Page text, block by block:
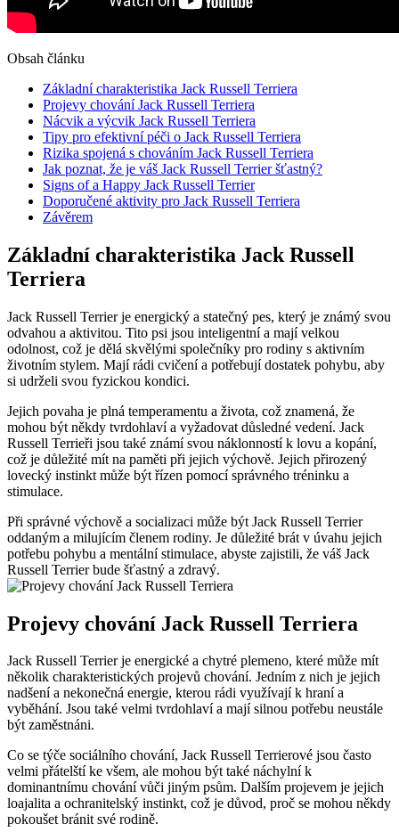
Obsah článku
Základní charakteristika Jack Russell Terriera
Projevy chování⁢ Jack‌ Russell Terriera
Nácvik a výcvik Jack Russell Terriera
Tipy‌ pro efektivní péči o ⁤Jack⁤ Russell Terriera
Rizika spojená s chováním⁣ Jack Russell Terriera
Jak poznat,‌ že je váš Jack Russell Terrier šťastný?
Signs of a Happy‌ Jack Russell Terrier
Doporučené aktivity pro Jack Russell Terriera
Závěrem
Základní charakteristika Jack Russell
Terriera
Jack Russell Terrier je energický a statečný pes, který je známý svou
odvahou a aktivitou. Tito psi jsou inteligentní ‌a mají velkou​
odolnost, což je⁤ dělá skvělými společníky pro rodiny s aktivním
životním⁢ stylem. Mají rádi cvičení a potřebují dostatek ‌pohybu, aby
si udrželi svou fyzickou kondici.
Jejich ​povaha je plná temperamentu‍ a‌ života, což znamená, že
mohou být někdy tvrdohlaví a vyžadovat důsledné vedení. Jack‌
Russell Terrieři jsou také známí svou náklonností ⁢k lovu a kopání,
což je důležité mít na paměti při jejich výchově. Jejich přirozený
lovecký instinkt může být řízen pomocí správného tréninku a
stimulace.
Při ⁤správné výchově a socializaci může ​být Jack Russell Terrier‌
oddaným a milujícím členem rodiny. Je důležité brát v úvahu jejich
potřebu⁣ pohybu a mentální stimulace, abyste zajistili, ⁣že váš Jack
Russell Terrier bude šťastný a zdravý.
Projevy chování⁢ Jack‌ Russell Terriera
Jack ​Russell Terrier je energické ‌a chytré plemeno, které může mít
několik charakteristických projevů‌ chování. Jedním z nich je jejich
nadšení a nekonečná energie,⁤ kterou rádi využívají k hraní a
vyběhání. Jsou také velmi tvrdohlaví a mají ⁣silnou potřebu neustále
být zaměstnáni.
Co se týče sociálního chování, Jack Russell Terrierové jsou často
velmi přátelští ke všem, ale mohou být také náchylní k
⁤dominantnímu chování vůči jiným psům. ‌Dalším projevem je jejich
⁣loajalita a‌ ochranitelský instinkt, což je ⁢důvod, proč ‍se‍ mohou někdy​
pokoušet bránit své rodině.